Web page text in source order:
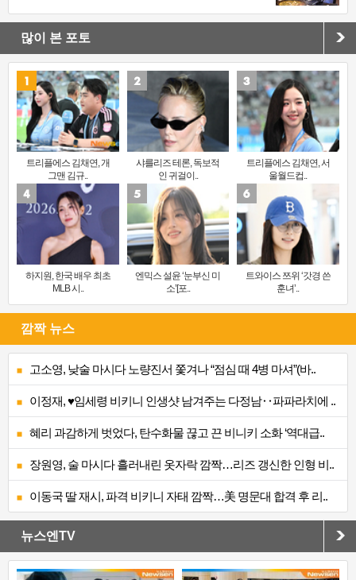
많이 본 포토
트리플에스 김채연, 개
그맨 김규..
샤를리즈 테론, 독보적
인 귀걸이..
트리플에스 김채연, 서
울월드컵..
하지원, 한국 배우 최초
MLB 시..
엔믹스 설윤 ‘눈부신 미
소’[포..
트와이스 쯔위 ‘갓경 쓴
훈녀’..
깜짝 뉴스
고소영, 낮술 마시다 노량진서 쫓겨나 “점심 때 4병 마셔”(바..
이정재, ♥임세령 비키니 인생샷 남겨주는 다정남‥파파라치에 ..
혜리 과감하게 벗었다, 탄수화물 끊고 끈 비니키 소화 ‘역대급..
장원영, 술 마시다 흘러내린 옷자락 깜짝…리즈 갱신한 인형 비..
이동국 딸 재시, 파격 비키니 자태 깜짝…美 명문대 합격 후 리..
뉴스엔TV